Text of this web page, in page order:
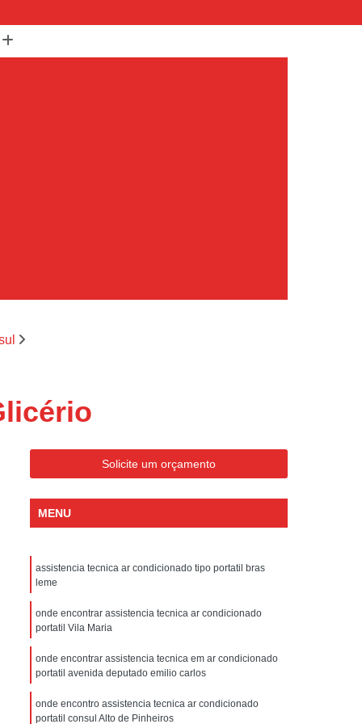
Condicionado Portatil
Portatil Philco
Ar Condicionado Portatil
Portatil Philco
Condicionado Portatil
Assistencia Tecnica Electrolux Geladeira
Tecnica Geladeira Electrolux
Electrolux Assistencia Tecnica Geladeira
Assistencia Tecnica de Refrigerador
Assistencia Tecnica Electrolux Refrigerador
Solicite um orçamento
MENU
assistencia tecnica ar condicionado tipo portatil bras
leme
onde encontrar assistencia tecnica ar condicionado
portatil Vila Maria
onde encontrar assistencia tecnica em ar condicionado
portatil avenida deputado emilio carlos
onde encontro assistencia tecnica ar condicionado
portatil consul Alto de Pinheiros